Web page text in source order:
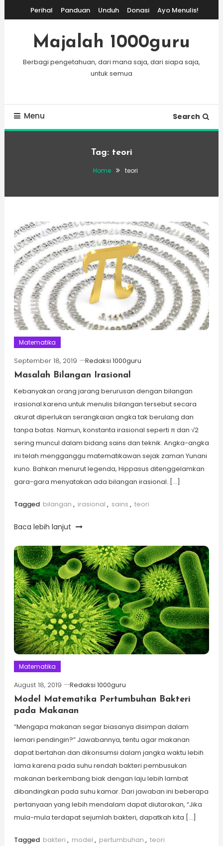
To
Content
Perihal Panduan Unduh Donasi Ayo Menulis!
Majalah 1000guru
Berbagi pengetahuan, dari mana saja, dari siapa saja,
untuk semua
Menu Search
Tag: teori
Home teori
Matematika
September 18, 2019
Redaksi 1000guru
Masalah Bilangan Irasional
Kebanyakan orang jarang berurusan dengan bilangan
irasional karena untuk menulis bilangan tersebut secara
akurat diperlukan serangkaian angka tak berulang dan
tanpa batas. Namun, konstanta irasional seperti π dan √2
sering muncul dalam bidang sains dan teknik. Angka-angka
ini telah mengganggu matematikawan sejak zaman Yunani
kuno. Bahkan menurut legenda, Hippasus ditenggelamkan
gara-gara menyatakan ada bilangan irasional. […]
Tagged bilangan , irasional , sains , teori
Baca lebih lanjut
Matematika
August 18, 2019
Redaksi 1000guru
Model Matematika Pertumbuhan Bakteri
pada Makanan
“Mengapa makanan segar biasanya disimpan dalam
lemari pendingin?” Jawabannya, tentu agar makanan
dapat bertahan dan dikonsumsi dalam jangka waktu lebih
lama karena pada suhu rendah bakteri pembusukan
makanan berkembang biak dengan laju lebih lambat
dibandingkan pada suhu kamar. Dari jawaban ini beberapa
pertanyaan yang lebih mendalam dapat diutarakan, “Jika
mula-mula terdapat sejumlah bakteri, dapatkah kita […]
Tagged bakteri , model , pertumbuhan , teori